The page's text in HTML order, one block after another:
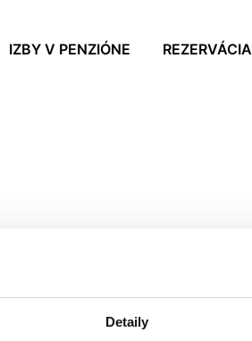
Detaily
IZBY V PENZIÓNE REZERVÁCIA